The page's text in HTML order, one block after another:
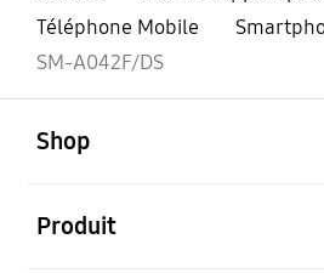
Téléphone Mobile
SM-A042F/DS
Shop
Produit